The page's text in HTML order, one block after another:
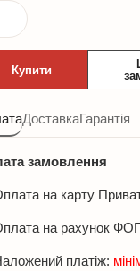
Купити
ДоставкаГарантія
замовлення
на карту
на рахунок
платіж: